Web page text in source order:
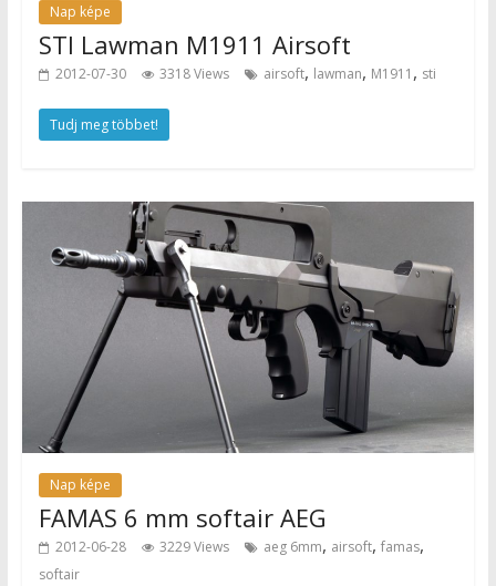
Nap képe
STI Lawman M1911 Airsoft
2012-07-30 3318 Views airsoft, lawman, M1911 , sti
Tudj meg többet!
Nap képe
FAMAS 6 mm softair AEG
2012-06-28 3229 Views aeg 6mm, airsoft, famas,
softair